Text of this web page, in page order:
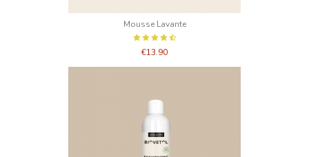
Mousse Lavante
€13.90